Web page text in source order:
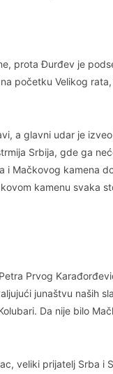
prota Đurđev je
početku Velikog
a glavni udar je
Srbija, gde ga
Mačkovog kamena
kamenu svaka
Prvog
junaštvu naših
Da nije bilo
veliki prijatelj Srba i